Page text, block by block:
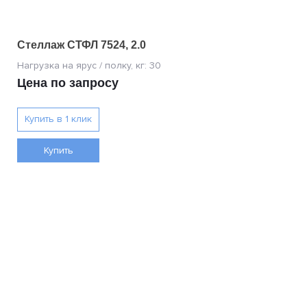
Стеллаж СТФЛ 7524, 2.0
Цена по запросу
Купить